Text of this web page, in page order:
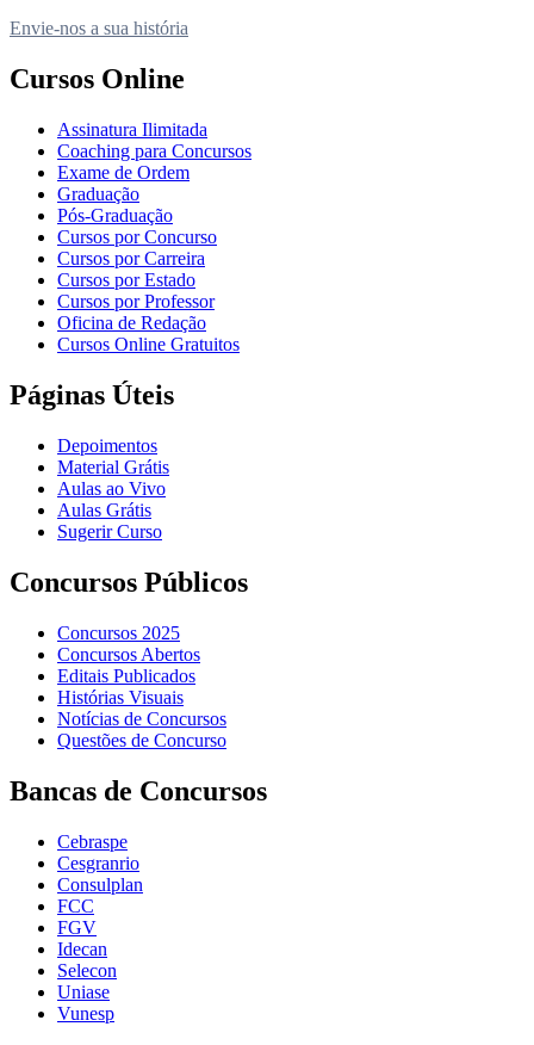
Envie-nos a sua história
Cursos Online
Assinatura Ilimitada
Coaching para Concursos
Exame de Ordem
Graduação
Pós-Graduação
Cursos por Concurso
Cursos por Carreira
Cursos por Estado
Cursos por Professor
Oficina de Redação
Cursos Online Gratuitos
Páginas Úteis
Depoimentos
Material Grátis
Aulas ao Vivo
Aulas Grátis
Sugerir Curso
Concursos Públicos
Concursos 2025
Concursos Abertos
Editais Publicados
Histórias Visuais
Notícias de Concursos
Questões de Concurso
Bancas de Concursos
Cebraspe
Cesgranrio
Consulplan
FCC
FGV
Idecan
Selecon
Uniase
Vunesp